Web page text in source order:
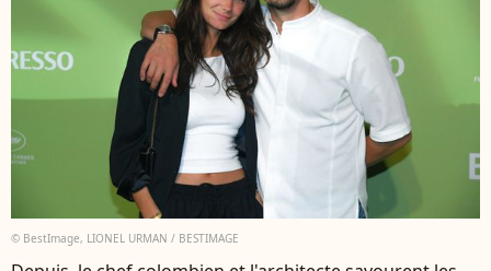
© BestImage, LIONEL URMAN / BESTIMAGE